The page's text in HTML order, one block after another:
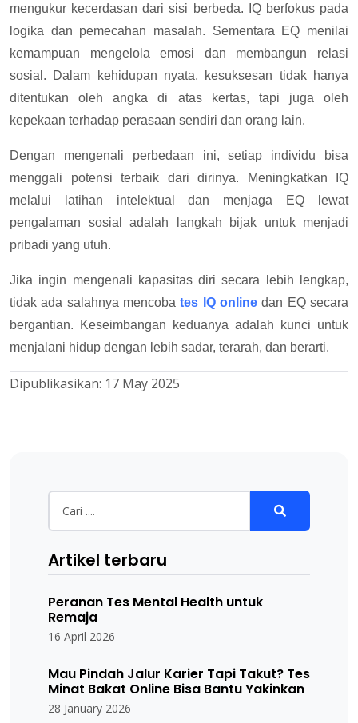
mengukur kecerdasan dari sisi berbeda. IQ berfokus pada
logika dan pemecahan masalah. Sementara EQ menilai
kemampuan mengelola emosi dan membangun relasi
sosial. Dalam kehidupan nyata, kesuksesan tidak hanya
ditentukan oleh angka di atas kertas, tapi juga oleh
kepekaan terhadap perasaan sendiri dan orang lain.
Dengan mengenali perbedaan ini, setiap individu bisa
menggali potensi terbaik dari dirinya. Meningkatkan IQ
melalui latihan intelektual dan menjaga EQ lewat
pengalaman sosial adalah langkah bijak untuk menjadi
pribadi yang utuh.
Jika ingin mengenali kapasitas diri secara lebih lengkap,
tidak ada salahnya mencobates IQ online dan EQ secara
bergantian. Keseimbangan keduanya adalah kunci untuk
menjalani hidup dengan lebih sadar, terarah, dan berarti.
Dipublikasikan: 17 May 2025
Artikel terbaru
Peranan Tes Mental Health untuk
Remaja
16 April 2026
Mau Pindah Jalur Karier Tapi Takut? Tes
Minat Bakat Online Bisa Bantu Yakinkan
28 January 2026